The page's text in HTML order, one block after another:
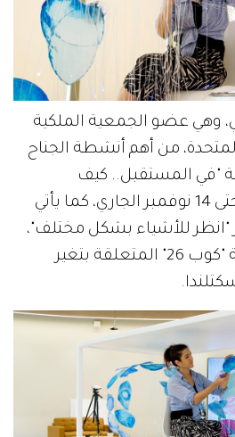
وهي عضو الجمعية الملكية
من أهم أنشطة الجناح
"في المستقبل.. كيف
سنبتكر؟"، التي تستمر حتى 14 نوفمبر الجاري، كما يأتي
للأشياء بشكل مختلف"،
وبالتزامن مع عقد قمة "كوب 26" المتعلقة بتغير